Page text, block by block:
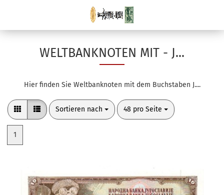
WELTBANKNOTEN MIT - J...
Hier finden Sie Weltbanknoten mit dem Buchstaben J....
Sortieren nach
Sortieren nach 48 pro Seite
pro Seite
1